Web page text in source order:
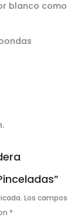
blanco como
Los campos
*